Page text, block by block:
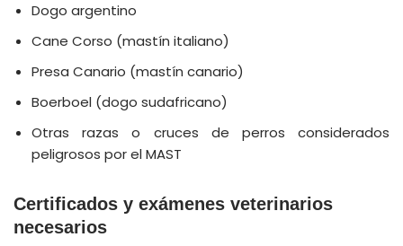
Dogo argentino
Cane Corso (mastín italiano)
Presa Canario (mastín canario)
Boerboel (dogo sudafricano)
Otras razas o cruces de perros considerados
peligrosos por el MAST
Certificados y exámenes veterinarios
necesarios